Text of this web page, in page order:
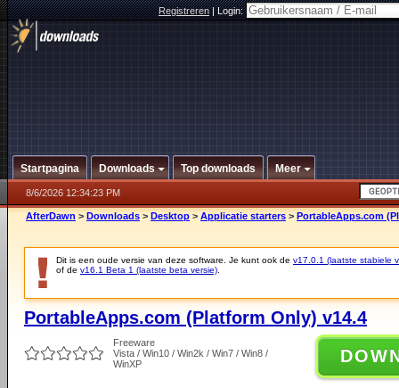
Registreren|Login:
Startpagina Downloads Top downloads Meer
8/6/2026 12:34:23 PM
AfterDawn > Downloads > Desktop > Applicatie starters > PortableApps.com
Dit is een oude versie van deze software. Je kunt ook de v17.0.1 (laatste stabiele
of de v16.1 Beta 1 (laatste beta versie)
PortableApps.com (Platform Only) v14.4
Freeware
Vista / Win10 / Win2k / Win7 / Win8 /
WinXP